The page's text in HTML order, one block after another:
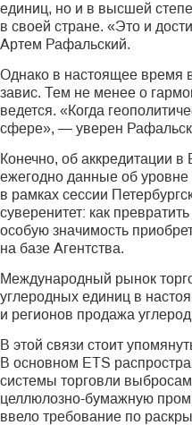
единиц, но и в высшей
в своей стране. «Это и
Артем Рафальский.
Однако в настоящее время
завис. Тем не менее о
ведется. «Когда
сфере», — уверен
Конечно, об аккредитации
ежегодно данные об уровне
в рамках сессии
суверенитет: как
особую значимость
на базе Агентства.
Международный рынок
углеродных единиц в
и регионов продажа
В этой связи стоит
В основном ETS
системы торговли
целлюлозно-бумажную
ввело требование по